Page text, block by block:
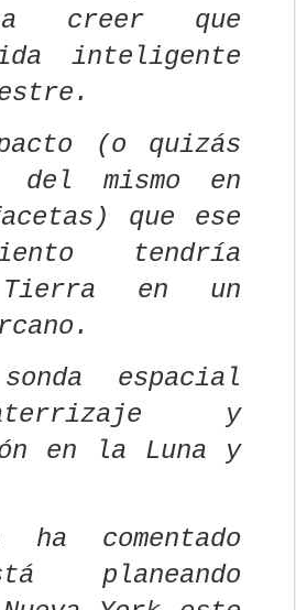
creer que
inteligente
(o quizás
mismo en
que ese
tendría
en un
espacial
y
en la Luna y
ha comentado
planeando